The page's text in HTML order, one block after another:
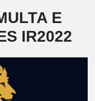
E
IR2022